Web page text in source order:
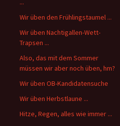
...
Wir üben den Frühlingstaumel ...
Wir üben Nachtigallen-Wett-
Trapsen ...
Also, das mit dem Sommer
müssen wir aber noch üben, hm?
Wir üben OB-Kandidatensuche
Wir üben Herbstlaune ...
Hitze, Regen, alles wie immer ...